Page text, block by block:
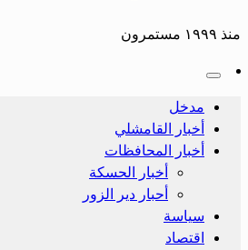
منذ ١٩٩٩ مستمرون
مدخل
أخبار القامشلي
أخبار المحافظات
أخبار الحسكة
أحبار دير الزور
سياسة
اقتصاد